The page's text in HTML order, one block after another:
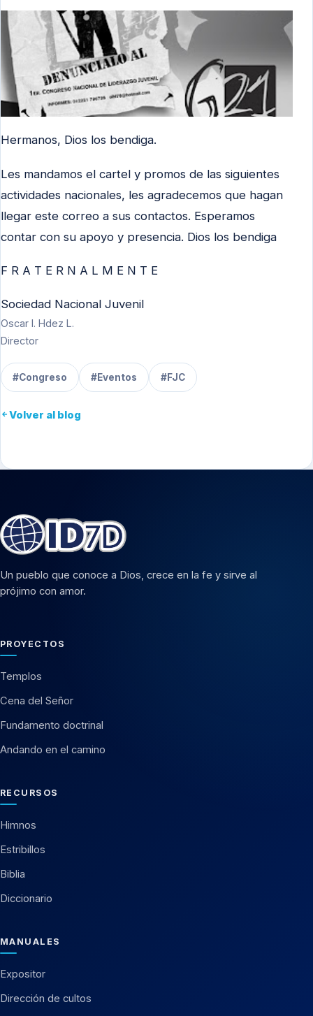
Hermanos, Dios los bendiga.
Les mandamos el cartel y promos de las siguientes
actividades nacionales, les agradecemos que hagan
llegar este correo a sus contactos. Esperamos
contar con su apoyo y presencia. Dios los bendiga
F R A T E R N A L M E N T E
Sociedad Nacional Juvenil
Oscar I. Hdez L.
Director
#Congreso #Eventos #FJC
Volver al blog
Un pueblo que conoce a Dios, crece en la fe y sirve al
prójimo con amor.
PROYECTOS
Templos
Cena del Señor
Fundamento doctrinal
Andando en el camino
RECURSOS
Himnos
Estribillos
Biblia
Diccionario
MANUALES
Expositor
Dirección de cultos